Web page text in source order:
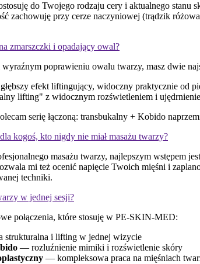
do Twojego rodzaju cery i aktualnego
zachowuję przy cerze naczyniowej (trądzik
zmarszczki i opadający owal?
poprawieniu owalu twarzy, masz dwie
efekt liftingujący, widoczny praktycznie od
lifting" z widocznym rozświetleniem i
serię łączoną: transbukalny + Kobido
kogoś, kto nigdy nie miał masażu twarzy?
masażu twarzy, najlepszym wstępem
mi też ocenić napięcie Twoich mięśni i
techniki.
w jednej sesji?
połączenia, które stosuję w PE-SKIN-MED:
strukturalna i lifting w jednej wizycie
— rozluźnienie mimiki i rozświetlenie skóry
— kompleksowa praca na mięśniach